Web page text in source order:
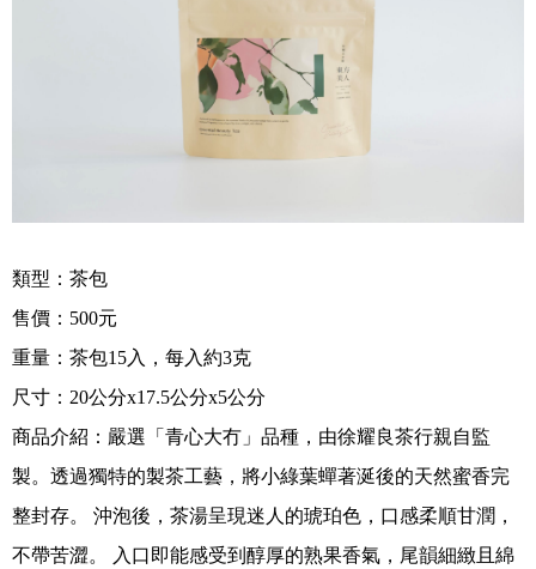
類型：茶包
售價： 500元
重量： 茶包15入，每入約3克
尺寸： 20公分x17.5公分x5公分
商品介紹： 嚴選「青心大冇」品種，由徐耀良茶行親自監
製。透過獨特的製茶工藝，將小綠葉蟬著涎後的天然蜜香完
整封存。 沖泡後，茶湯呈現迷人的琥珀色，口感柔順甘潤，
不帶苦澀。 入口即能感受到醇厚的熟果香氣，尾韻細緻且綿